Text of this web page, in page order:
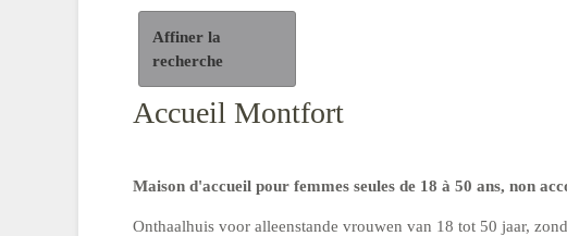
Affiner la
recherche
Accueil Montfort
Maison d'accueil pour femmes seules de 18 à 50 ans, non
Onthaalhuis voor alleenstande vrouwen van 18 tot 50 jaar,